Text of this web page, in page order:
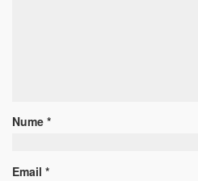
Nume *
Email *